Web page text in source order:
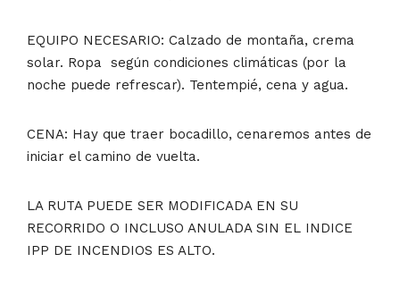
EQUIPO NECESARIO: Calzado de montaña, crema
solar. Ropa según condiciones climáticas (por la
noche puede refrescar). Tentempié, cena y agua.
CENA: Hay que traer bocadillo, cenaremos antes de
iniciar el camino de vuelta.
LA RUTA PUEDE SER MODIFICADA EN SU
RECORRIDO O INCLUSO ANULADA SIN EL INDICE
IPP DE INCENDIOS ES ALTO.